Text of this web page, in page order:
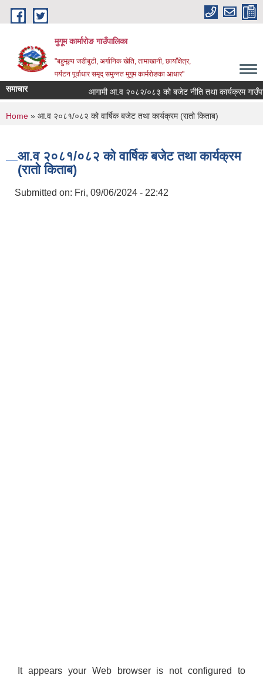
Skip to main content
मुगूम कार्मारोङ गाउँपालिका
"बहुमूल्य जडीबुटी, अर्गानिक खेति, तामाखानी, छायाँक्षेत्र,
पर्यटन पूर्वाधार समृद् समुन्नत मुगुम कार्मरोङका आधार"
समाचार आगामी आ.व २०८२/०८३ को बजेट नीति तथा कार्यक्रम
You are here
Home » आ.व २०८१/०८२ को वार्षिक बजेट तथा कार्यक्रम (रातो किताब)
आ.व २०८१/०८२ को वार्षिक बजेट तथा कार्यक्रम
(रातो किताब)
Submitted on: Fri, 09/06/2024 - 22:42
It appears your Web browser is not configured to